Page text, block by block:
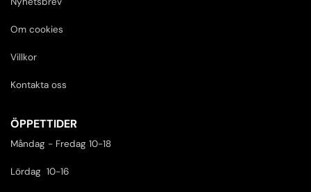
Om cookies
Villkor
Kontakta oss
ÖPPETTIDER
Måndag - Fredag 10-18
Lördag 10-16